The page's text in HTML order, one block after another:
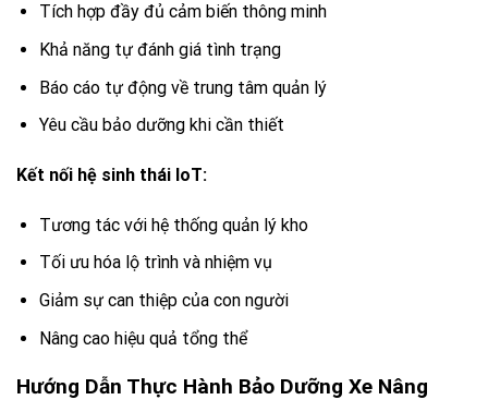
Tích hợp đầy đủ cảm biến thông minh
Khả năng tự đánh giá tình trạng
Báo cáo tự động về trung tâm quản lý
Yêu cầu bảo dưỡng khi cần thiết
Kết nối hệ sinh thái IoT:
Tương tác với hệ thống quản lý kho
Tối ưu hóa lộ trình và nhiệm vụ
Giảm sự can thiệp của con người
Nâng cao hiệu quả tổng thể
Hướng Dẫn Thực Hành Bảo Dưỡng Xe Nâng